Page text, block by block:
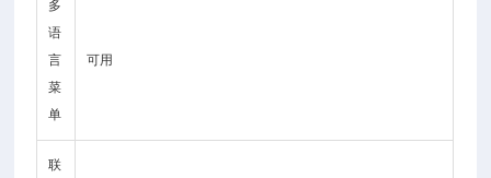
多
语
言
菜
单
可用
联